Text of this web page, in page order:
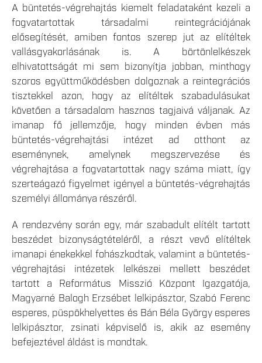
A büntetés-végrehajtás kiemelt feladataként kezeli a
fogvatartottak társadalmi reintegrációjának
elősegítését, amiben fontos szerep jut az elítéltek
vallásgyakorlásának is. A börtönlelkészek
elhivatottságát mi sem bizonyítja jobban, minthogy
szoros együttműködésben dolgoznak a reintegrációs
tisztekkel azon, hogy az elítéltek szabadulásukat
követően a társadalom hasznos tagjaivá váljanak. Az
imanap fő jellemzője, hogy minden évben más
büntetés-végrehajtási intézet ad otthont az
eseménynek, amelynek megszervezése és
végrehajtása a fogvatartottak nagy száma miatt, így
szerteágazó figyelmet igényel a büntetés-végrehajtás
személyi állománya részéről.
A rendezvény során egy, már szabadult elítélt tartott
beszédet bizonyságtételéről, a részt vevő elítéltek
imanapi énekekkel fohászkodtak, valamint a büntetés-
végrehajtási intézetek lelkészei mellett beszédet
tartott a Református Misszió Központ Igazgatója,
Magyarné Balogh Erzsébet lelkipásztor, Szabó Ferenc
esperes, püspökhelyettes és Bán Béla György esperes
lelkipásztor, zsinati képviselő is, akik az esemény
befejeztével áldást is mondtak.